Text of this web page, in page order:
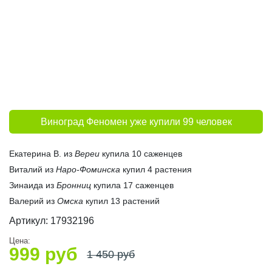
Виноград Феномен уже купили 99 человек
Екатерина В. из Вереи купила 10 саженцев
Виталий из Наро-Фоминска купил 4 растения
Зинаида из Бронниц купила 17 саженцев
Валерий из Омска купил 13 растений
Артикул: 17932196
Цена:
999 руб 1 450руб